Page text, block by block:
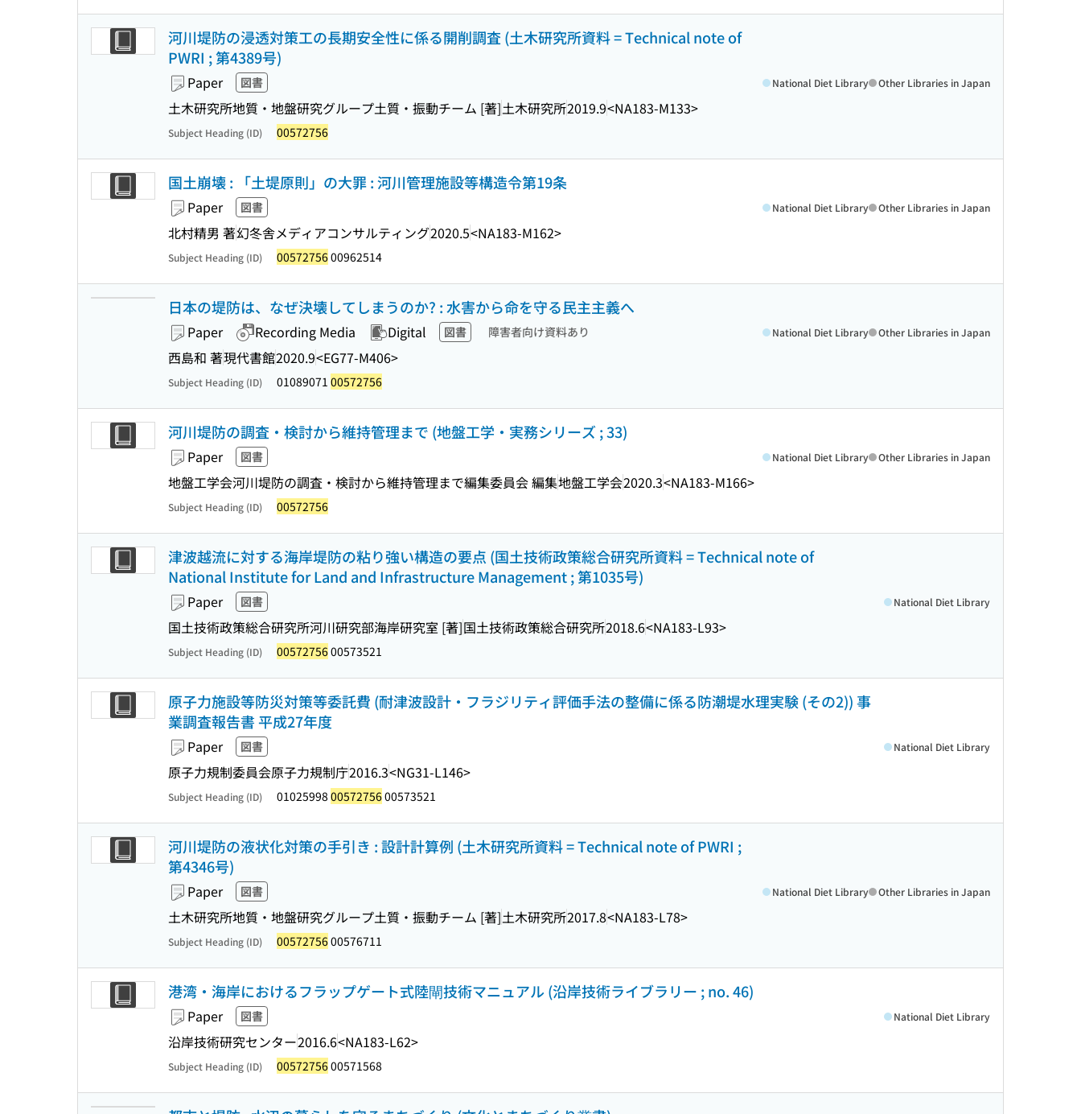
河川堤防の浸透対策工の長期安全性に係る開削調査 (土木研究所資料 = Technical note of
PWRI ; 第4389号)
Paper 図書
土木研究所地質・地盤研究グループ土質・振動チーム [著]土木研究所2019.9<NA183-M133>
National Diet Library Other Libraries in Japan
Subject Heading (ID) 00572756
国土崩壊 : 「土堤原則」の大罪 : 河川管理施設等構造令第19条
Paper 図書
北村精男 著幻冬舎メディアコンサルティング2020.5<NA183-M162>
National Diet Library Other Libraries in Japan
Subject Heading (ID) 0057275600962514
日本の堤防は、なぜ決壊してしまうのか? : 水害から命を守る民主主義へ
Paper Recording Media Digital 図書 障害者向け資料あり
西島和 著現代書館2020.9<EG77-M406>
National Diet Library Other Libraries in Japan
Subject Heading (ID) 01089071 00572756
河川堤防の調査・検討から維持管理まで (地盤工学・実務シリーズ ; 33)
Paper 図書
地盤工学会河川堤防の調査・検討から維持管理まで編集委員会 編集地盤工学会2020.3<NA183-M166>
National Diet Library Other Libraries in Japan
Subject Heading (ID) 00572756
津波越流に対する海岸堤防の粘り強い構造の要点 (国土技術政策総合研究所資料 = Technical note of
National Institute for Land and Infrastructure Management ; 第1035号)
Paper 図書
国土技術政策総合研究所河川研究部海岸研究室 [著]国土技術政策総合研究所2018.6<NA183-L93>
National Diet Library
Subject Heading (ID) 0057275600573521
原子力施設等防災対策等委託費 (耐津波設計・フラジリティ評価手法の整備に係る防潮堤水理実験 (その2)) 事
業調査報告書 平成27年度
Paper 図書
原子力規制委員会原子力規制庁2016.3<NG31-L146>
National Diet Library
Subject Heading (ID) 01025998 0057275600573521
河川堤防の液状化対策の手引き : 設計計算例 (土木研究所資料 = Technical note of PWRI ;
第4346号)
Paper 図書
土木研究所地質・地盤研究グループ土質・振動チーム [著]土木研究所2017.8<NA183-L78>
National Diet Library Other Libraries in Japan
Subject Heading (ID) 0057275600576711
港湾・海岸におけるフラップゲート式陸閘技術マニュアル (沿岸技術ライブラリー ; no. 46)
Paper 図書
沿岸技術研究センター2016.6<NA183-L62>
National Diet Library
Subject Heading (ID) 0057275600571568